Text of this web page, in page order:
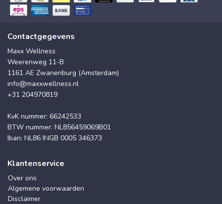
Contactgegevens
Maxx Wellness
Weerenweg 11-B
1161 AE Zwanenburg (Amsterdam)
info@maxxwellness.nl
+31 204970819
KvK nummer: 66242533
BTW nummer: NL856459069B01
Iban: NL86 INGB 0005 346373
Klantenservice
Over ons
Algemene voorwaarden
Disclaimer